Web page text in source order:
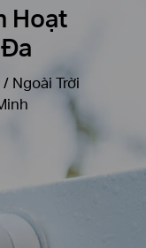
Hoạt
Ngoài Trời